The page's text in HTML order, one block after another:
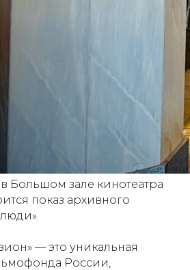
в Большом зале кинотеатра
показ архивного
— это уникальная
России,